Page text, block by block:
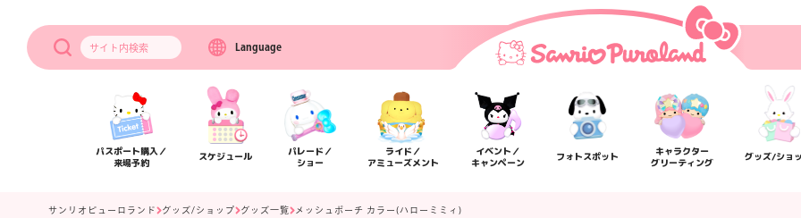
サイト内検索 Language
パスポート購入／
来場予約
スケジュール
パレード／
ショー
ライド／
アミューズメント
イベント／
キャンペーン
フォトスポット
キャラクター
グリーティング
グッズ/ショ
サンリオピューロランド グッズ/ショップ グッズ一覧 メッシュポーチ カラー(ハローミミィ)